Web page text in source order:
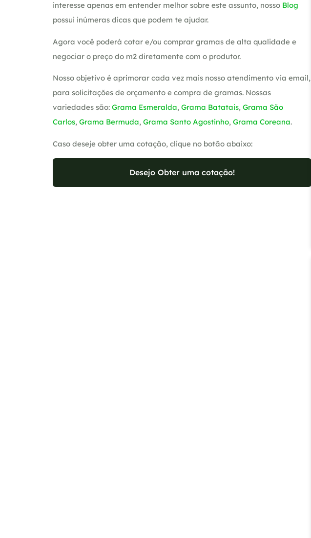
interesse apenas em entender melhor sobre este assunto, nosso Blog
possui inúmeras dicas que podem te ajudar.
Agora você poderá cotar e/ou comprar gramas de alta qualidade e
negociar o preço do m2 diretamente com o produtor.
Nosso objetivo é aprimorar cada vez mais nosso atendimento via email,
para solicitações de orçamento e compra de gramas. Nossas
variedades são: Grama Esmeralda, Grama Batatais, Grama São
Carlos, Grama Bermuda, Grama Santo Agostinho, Grama Coreana.
Caso deseje obter uma cotação, clique no botão abaixo:
Desejo Obter uma cotação!